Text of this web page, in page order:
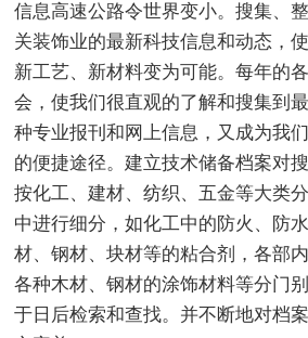
信息高速公路令世界变小。搜集、
关装饰业的最新科技信息和动态，
新工艺、新材料变为可能。每年的
会，使我们很直观的了解和搜集到
种专业报刊和网上信息，又成为我
的便捷途径。建立技术储备档案对
按化工、建材、纺织、五金等大类
中进行细分，如化工中的防火、防
材、钢材、块材等的粘合剂，各部
各种木材、钢材的涂饰材料等分门
于日后检索和查找。并不断地对档